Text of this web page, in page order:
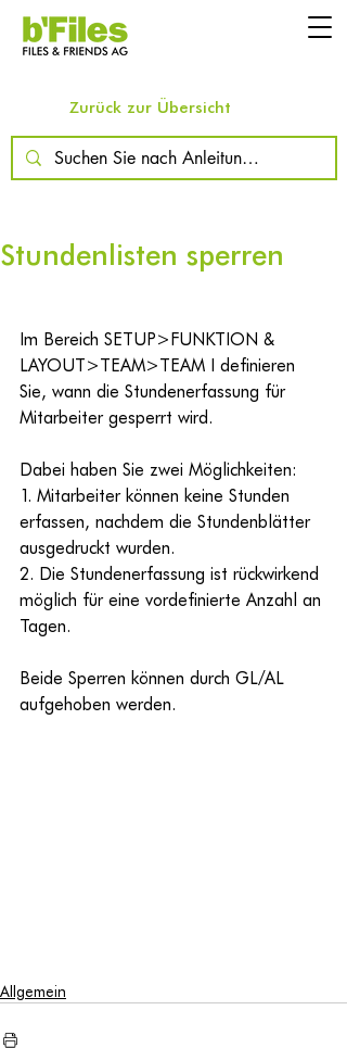
Zurück zur Übersicht
Stundenlisten sperren
Im Bereich SETUP>FUNKTION &
LAYOUT>TEAM>TEAM I definieren
Sie, wann die Stundenerfassung für
Mitarbeiter gesperrt wird.
Dabei haben Sie zwei Möglichkeiten:
1. Mitarbeiter können keine Stunden
erfassen, nachdem die Stundenblätter
ausgedruckt wurden.
2. Die Stundenerfassung ist rückwirkend
möglich für eine vordefinierte Anzahl an
Tagen.
Beide Sperren können durch GL/AL
aufgehoben werden.
Allgemein